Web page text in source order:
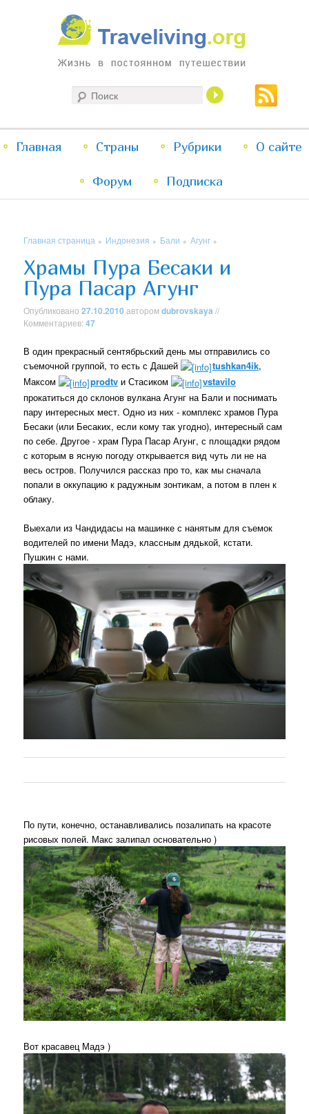
Traveliving
Жизнь в постоянном путешествии
меню
Перейти
к
Перейти
к
Главная Страны Рубрики О сайте
Форум Подписка
Главная страница » Индонезия » Бали »Агунг »
Храмы Пура Бесаки и
Пура Пасар Агунг
Опубликовано27.10.2010 авторомdubrovskaya //
Комментариев:47
В один прекрасный сентябрьский день мы отправились со
съемочной группой, то есть с Дашей
tushkan4ik,
Максом
prodtv и Стасиком
vstavilo
прокатиться до склонов вулкана Агунг на Бали и поснимать
пару интересных мест. Одно из них - комплекс храмов Пура
Бесаки (или Бесаких, если кому так угодно), интересный сам
по себе. Другое - храм Пура Пасар Агунг, с площадки рядом
с которым в ясную погоду открывается вид чуть ли не на
весь остров. Получился рассказ про то, как мы сначала
попали в оккупацию к радужным зонтикам, а потом в плен к
облаку.
Выехали из Чандидасы на машинке с нанятым для съемок
водителей по имени Мадэ, классным дядькой, кстати.
Пушкин с нами.
По пути, конечно, останавливались позалипать на красоте
рисовых полей. Макс залипал основательно )
Вот красавец Мадэ )